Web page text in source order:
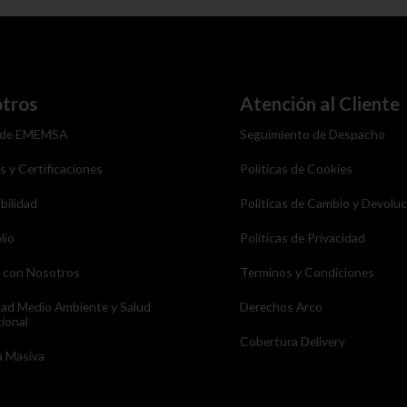
EMEMSA
y Certificaciones
con Nosotros
Medio Ambiente y Salud
Masiva
Atención al Cliente
Seguimiento de Despacho
Politicas de Cookies
Politicas de Cambio y
Politicas de Privacidad
Terminos y Condiciones
Derechos Arco
Cobertura Delivery